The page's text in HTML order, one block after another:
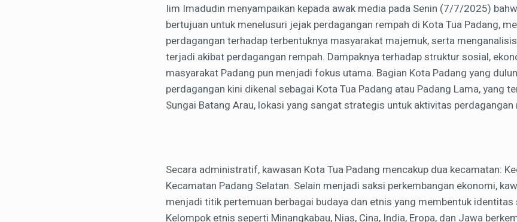
Iim Imadudin menyampaikan kepada awak media pada Senin (7/7/2025)
bertujuan untuk menelusuri jejak perdagangan rempah di Kota Tua Padang,
perdagangan terhadap terbentuknya masyarakat majemuk, serta
terjadi akibat perdagangan rempah. Dampaknya terhadap struktur sosial,
masyarakat Padang pun menjadi fokus utama. Bagian Kota Padang yang
perdagangan kini dikenal sebagai Kota Tua Padang atau Padang Lama, yang
Sungai Batang Arau, lokasi yang sangat strategis untuk aktivitas perdagangan
Secara administratif, kawasan Kota Tua Padang mencakup dua kecamatan:
Kecamatan Padang Selatan. Selain menjadi saksi perkembangan ekonomi,
menjadi titik pertemuan berbagai budaya dan etnis yang membentuk identitas
Kelompok etnis seperti Minangkabau, Nias, Cina, India, Eropa, dan Jawa